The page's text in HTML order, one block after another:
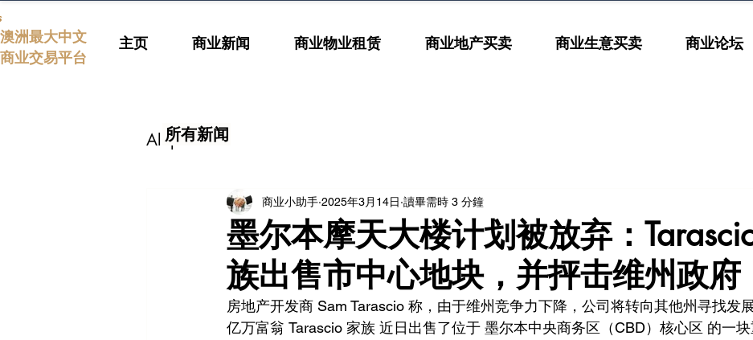
澳洲最大中文
商业交易平台
主页 商业新闻 商业物业租赁 商业地产买卖 商业生意买卖 商业论坛
All posts
墨尔本摩天大楼计划被放弃：
族出售市中心地块，并抨击维州政府
商业小助手 2025年3月14日 讀畢需時 3 分鐘
房地产开发商 Sam Tarascio 称，由于维州竞争力下降，公司将转向其他州寻找发
亿万富翁 Tarascio 家族 近日出售了位于 墨尔本中央商务区（CBD）核心区 的一
所有新闻